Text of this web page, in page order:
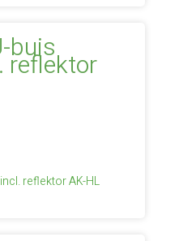
reflektor AK-HL